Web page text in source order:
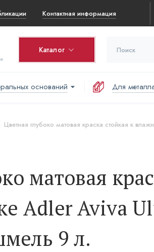
Контактная информация
Каталог
Корзина
оснований Для
Цветная глубоко матовая краска стойкая к
матовая
Adler Aviva
9 л.